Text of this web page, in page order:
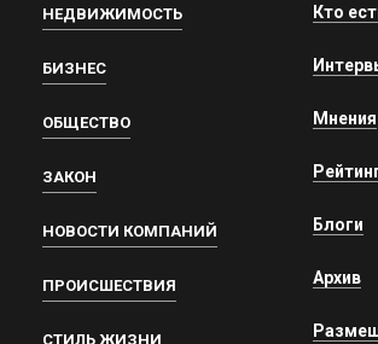
НЕДВИЖИМОСТЬ
БИЗНЕС
ОБЩЕСТВО
ЗАКОН
НОВОСТИ КОМПАНИЙ
ПРОИСШЕСТВИЯ
СТИЛЬ ЖИЗНИ
Кто
Мнения
Блоги
Архив